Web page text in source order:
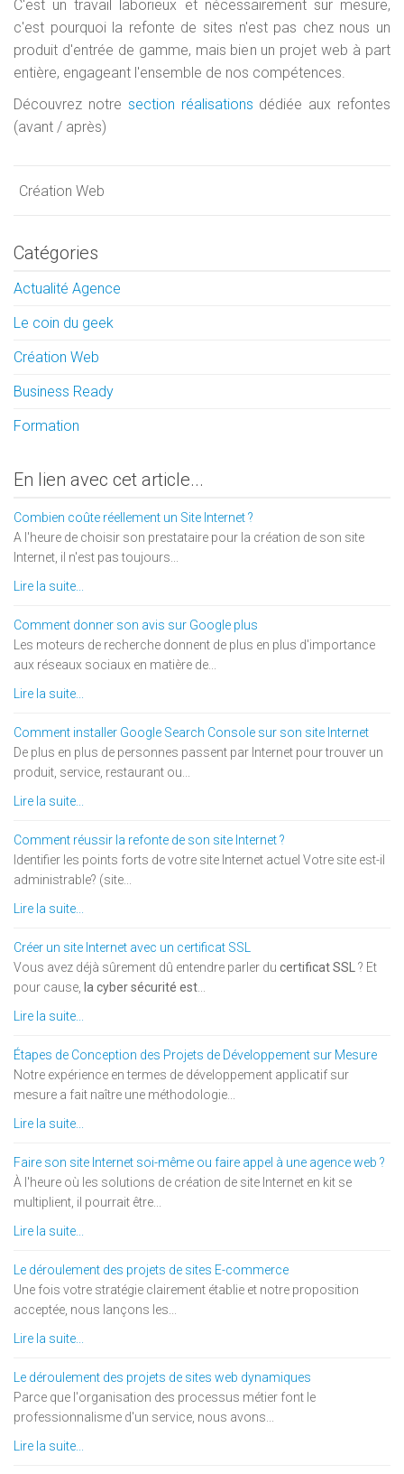
C'est un travail laborieux et nécessairement sur mesure,
c'est pourquoi la refonte de sites n'est pas chez nous un
produit d'entrée de gamme, mais bien un projet web à part
entière, engageant l'ensemble de nos compétences.
Découvrez notre section réalisations dédiée aux refontes
(avant / après)
Création Web
Catégories
Actualité Agence
Le coin du geek
Création Web
Business Ready
Formation
En lien avec cet article...
Combien coûte réellement un Site Internet ?
A l'heure de choisir son prestataire pour la création de son site
Internet, il n'est pas toujours...
Lire la suite...
Comment donner son avis sur Google plus
Les moteurs de recherche donnent de plus en plus d'importance
aux réseaux sociaux en matière de...
Lire la suite...
Comment installer Google Search Console sur son site Internet
De plus en plus de personnes passent par Internet pour trouver un
produit, service, restaurant ou...
Lire la suite...
Comment réussir la refonte de son site Internet ?
Identifier les points forts de votre site Internet actuel Votre site est-il
administrable? (site...
Lire la suite...
Créer un site Internet avec un certificat SSL
Vous avez déjà sûrement dû entendre parler du certificat SSL
? Et
pour cause, la cyber sécurité est
Lire la suite...
Étapes de Conception des Projets de Développement sur Mesure
Notre expérience en termes de développement applicatif sur
mesure a fait naître une méthodologie...
Lire la suite...
Faire son site Internet soi-même ou faire appel à une agence web ?
À l'heure où les solutions de création de site Internet en kit se
multiplient, il pourrait être...
Lire la suite...
Le déroulement des projets de sites E-commerce
Une fois votre stratégie clairement établie et notre proposition
acceptée, nous lançons les...
Lire la suite...
Le déroulement des projets de sites web dynamiques
Parce que l'organisation des processus métier font le
professionnalisme d'un service, nous avons...
Lire la suite...